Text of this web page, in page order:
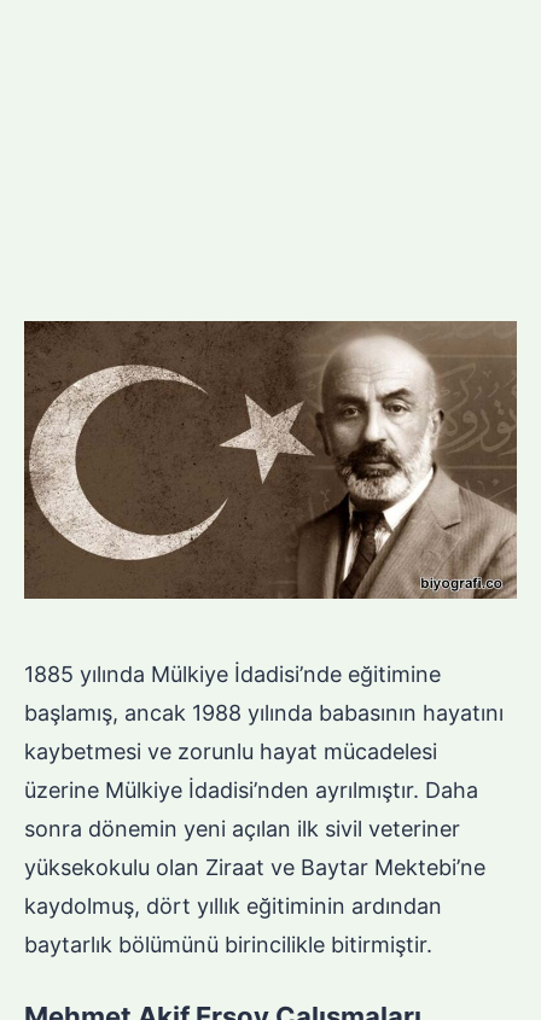
1885 yılında Mülkiye İdadisi’nde eğitimine
başlamış, ancak 1988 yılında babasının hayatını
kaybetmesi ve zorunlu hayat mücadelesi
üzerine Mülkiye İdadisi’nden ayrılmıştır. Daha
sonra dönemin yeni açılan ilk sivil veteriner
yüksekokulu olan Ziraat ve Baytar Mektebi’ne
kaydolmuş, dört yıllık eğitiminin ardından
baytarlık bölümünü birincilikle bitirmiştir.